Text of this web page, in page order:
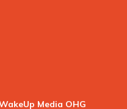
Media OHG